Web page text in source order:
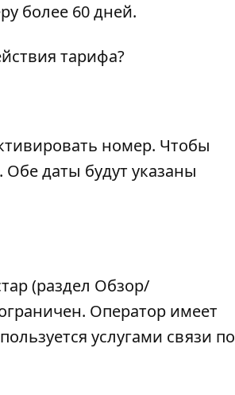
более 60 дней.
тарифа?
номер. Чтобы
Обе даты будут указаны
(раздел Обзор/
Оператор имеет
услугами связи по